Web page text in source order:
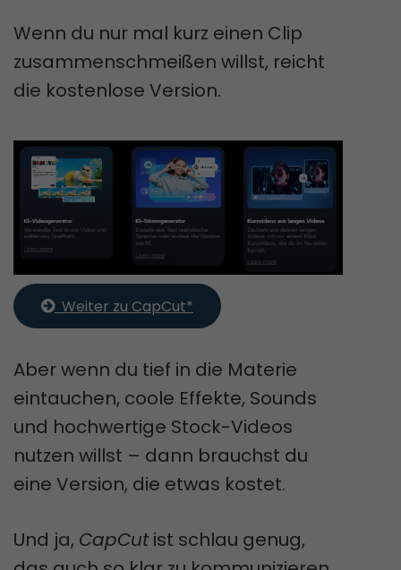
Wenn du nur mal kurz einen Clip
zusammenschmeißen willst, reicht
die kostenlose Version.
  Weiter zu CapCut*
Aber wenn du tief in die Materie
eintauchen, coole Effekte, Sounds
und hochwertige Stock-Videos
nutzen willst – dann brauchst du
eine Version, die etwas kostet.
Und ja, CapCutist schlau genug,